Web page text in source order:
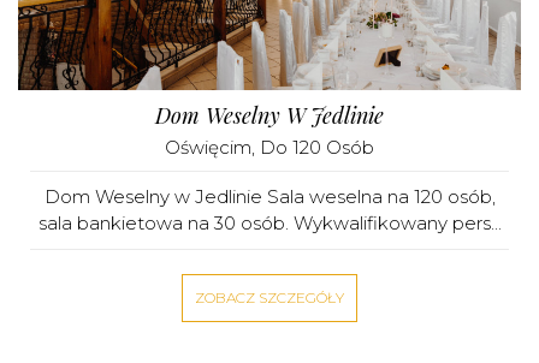
Dom Weselny W Jedlinie
Oświęcim, Do 120 Osób
Dom Weselny w Jedlinie Sala weselna na 120 osób,
sala bankietowa na 30 osób. Wykwalifikowany pers...
ZOBACZ SZCZEGÓŁY